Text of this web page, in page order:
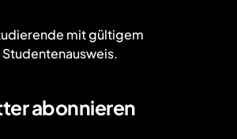
mit gültigem
Studentenausweis.
abonnieren